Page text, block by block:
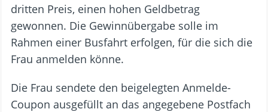
dritten Preis, einen hohen Geldbetrag
gewonnen. Die Gewinnübergabe solle im
Rahmen einer Busfahrt erfolgen, für die sich die
Frau anmelden könne.
Die Frau sendete den beigelegten Anmelde-
Coupon ausgefüllt an das angegebene Postfach